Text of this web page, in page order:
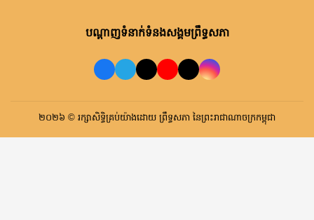
បណ្តាញទំនាក់ទំនងសង្គមព្រឹទ្ធសភា
២០២៦ © រក្សាសិទ្ធិគ្រប់យ៉ាងដោយ ព្រឹទ្ធសភា នៃព្រះរាជាណាចក្រកម្ពុជា